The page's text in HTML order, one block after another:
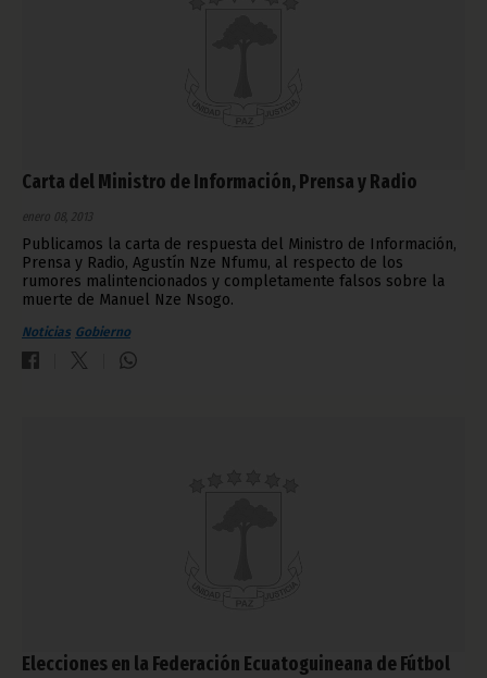
Carta del Ministro de Información, Prensa y Radio
enero 08, 2013
Publicamos la carta de respuesta del Ministro de Información,
Prensa y Radio, Agustín Nze Nfumu, al respecto de los
rumores malintencionados y completamente falsos sobre la
muerte de Manuel Nze Nsogo.
Noticias Gobierno
Elecciones en la Federación Ecuatoguineana de Fútbol